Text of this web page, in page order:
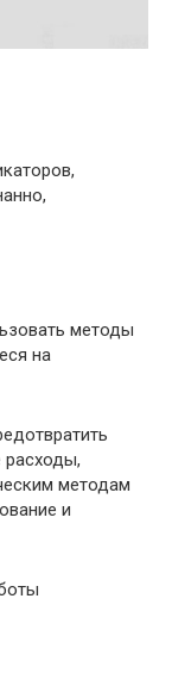
методы
на
расходы,
методам
и